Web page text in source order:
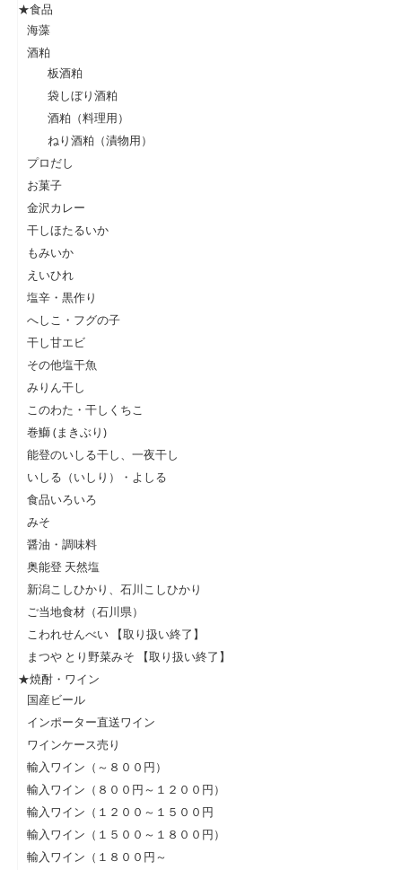
★食品
海藻
酒粕
板酒粕
袋しぼり酒粕
酒粕（料理用）
ねり酒粕（漬物用）
プロだし
お菓子
金沢カレー
干しほたるいか
もみいか
えいひれ
塩辛・黒作り
へしこ・フグの子
干し甘エビ
その他塩干魚
みりん干し
このわた・干しくちこ
巻鰤 (まきぶり)
能登のいしる干し、一夜干し
いしる（いしり）・よしる
食品いろいろ
みそ
醤油・調味料
奥能登 天然塩
新潟こしひかり、石川こしひかり
ご当地食材（石川県）
こわれせんべい 【取り扱い終了】
まつや とり野菜みそ 【取り扱い終了】
★焼酎・ワイン
国産ビール
インポーター直送ワイン
ワインケース売り
輸入ワイン（～８００円）
輸入ワイン（８００円～１２００円）
輸入ワイン（１２００～１５００円
輸入ワイン（１５００～１８００円）
輸入ワイン（１８００円～